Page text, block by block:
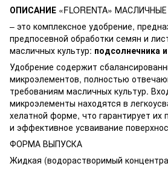
ОПИСАНИЕ «FLORENTA» МАСЛИЧНЫЕ
– это комплексное удобрение,
предпосевной обработки семян и
масличных культур: подсолнечника
Удобрение содержит
микроэлементов, полностью
требованиям масличных культур.
микроэлементы находятся в
хелатной форме, что гарантирует их
и эффективное усваивание
ФОРМА ВЫПУСКА
Жидкая (водорастворимый